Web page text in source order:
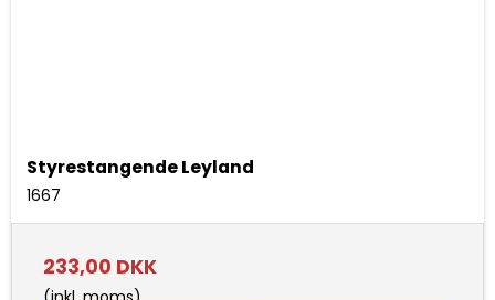
Styrestangende Leyland
1667
233,00 DKK